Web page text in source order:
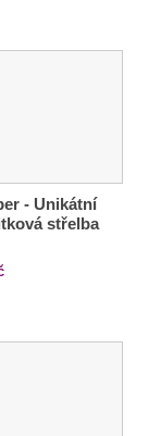
- Unikátní
střelba